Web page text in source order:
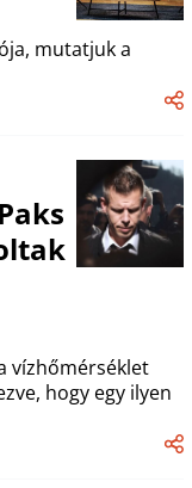
mutatjuk a
vízhőmérséklet
hogy egy ilyen